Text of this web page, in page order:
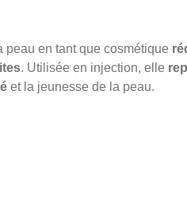
peau en tant que cosmétique
. Utilisée en injection, elle
et la jeunesse de la peau.